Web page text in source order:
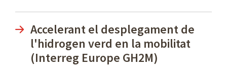
Accelerant el desplegament de
l'hidrogen verd en la mobilitat
(Interreg Europe GH2M)